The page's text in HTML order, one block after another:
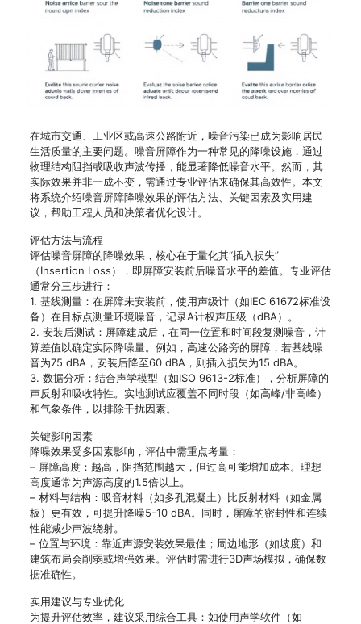
在城市交通、工业区或高速公路附近，噪音污染已成为影响居民
生活质量的主要问题。噪音屏障作为一种常见的降噪设施，通过
物理结构阻挡或吸收声波传播，能显著降低噪音水平。然而，其
实际效果并非一成不变，需通过专业评估来确保其高效性。本文
将系统介绍噪音屏障降噪效果的评估方法、关键因素及实用建
议，帮助工程人员和决策者优化设计。
评估方法与流程
评估噪音屏障的降噪效果，核心在于量化其“插入损失”
（Insertion Loss），即屏障安装前后噪音水平的差值。专业评估
通常分三步进行：
1. 基线测量：在屏障未安装前，使用声级计（如IEC 61672标准设
备）在目标点测量环境噪音，记录A计权声压级（dBA）。
2. 安装后测试：屏障建成后，在同一位置和时间段复测噪音，计
算差值以确定实际降噪量。例如，高速公路旁的屏障，若基线噪
音为75 dBA，安装后降至60 dBA，则插入损失为15 dBA。
3. 数据分析：结合声学模型（如ISO 9613-2标准），分析屏障的
声反射和吸收特性。实地测试应覆盖不同时段（如高峰/非高峰）
和气象条件，以排除干扰因素。
关键影响因素
降噪效果受多因素影响，评估中需重点考量：
– 屏障高度：越高，阻挡范围越大，但过高可能增加成本。理想
高度通常为声源高度的1.5倍以上。
– 材料与结构：吸音材料（如多孔混凝土）比反射材料（如金属
板）更有效，可提升降噪5-10 dBA。同时，屏障的密封性和连续
性能减少声波绕射。
– 位置与环境：靠近声源安装效果最佳；周边地形（如坡度）和
建筑布局会削弱或增强效果。评估时需进行3D声场模拟，确保数
据准确性。
实用建议与专业优化
为提升评估效率，建议采用综合工具：如使用声学软件（如